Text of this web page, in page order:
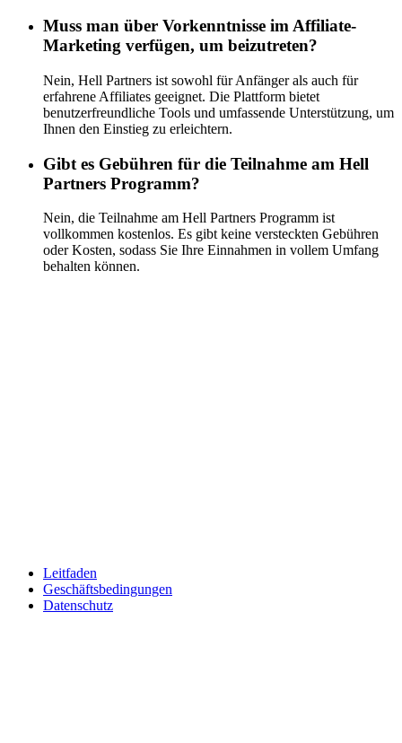
Muss man über Vorkenntnisse im Affiliate-
Marketing verfügen, um beizutreten?
Nein, Hell Partners ist sowohl für Anfänger als auch für
erfahrene Affiliates geeignet. Die Plattform bietet
benutzerfreundliche Tools und umfassende Unterstützung, um
Ihnen den Einstieg zu erleichtern.
Gibt es Gebühren für die Teilnahme am Hell
Partners Programm?
Nein, die Teilnahme am Hell Partners Programm ist
vollkommen kostenlos. Es gibt keine versteckten Gebühren
oder Kosten, sodass Sie Ihre Einnahmen in vollem Umfang
behalten können.
Leitfaden
Geschäftsbedingungen
Datenschutz